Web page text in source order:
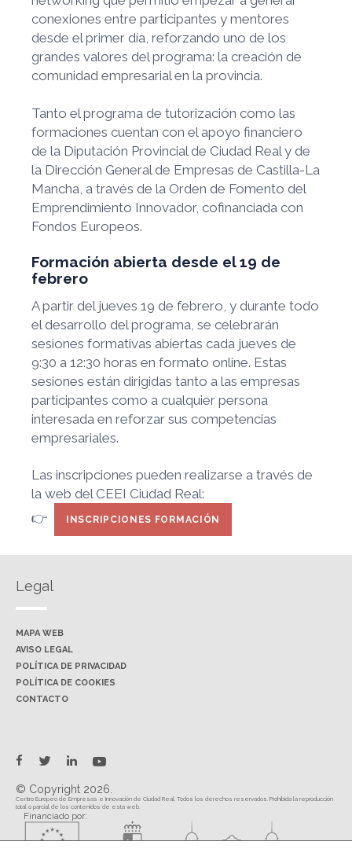
conexiones entre participantes y mentores
desde el primer día, reforzando uno de los
grandes valores del programa: la creación de
comunidad empresarial en la provincia.
Tanto el programa de tutorización como las
formaciones cuentan con el apoyo financiero
de la Diputación Provincial de Ciudad Real y de
la Dirección General de Empresas de Castilla-La
Mancha, a través de la Orden de Fomento del
Emprendimiento Innovador, cofinanciada con
Fondos Europeos.
Formación abierta desde el 19 de
febrero
A partir del jueves 19 de febrero, y durante todo
el desarrollo del programa, se celebrarán
sesiones formativas abiertas cada jueves de
9:30 a 12:30 horas en formato online. Estas
sesiones están dirigidas tanto a las empresas
participantes como a cualquier persona
interesada en reforzar sus competencias
empresariales.
Las inscripciones pueden realizarse a través de
la web del CEEI Ciudad Real:
👉
INSCRIPCIONES FORMACIÓN
Legal
MAPA WEB
AVISO LEGAL
POLÍTICA DE PRIVACIDAD
POLÍTICA DE COOKIES
CONTACTO
facebook
twitterlinkedinyoutube
© Copyright 2026.
Centro Europeo de Empresas e Innovación de Ciudad Real. Todos los derechos reservados. Prohibida la reproducción
total o parcial de los contenidos de esta web.
Financiado por: